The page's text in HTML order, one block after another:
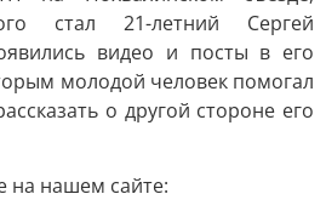
стал 21-летний Сергей
видео и посты в его
молодой человек помогал
о другой стороне его
на нашем сайте: